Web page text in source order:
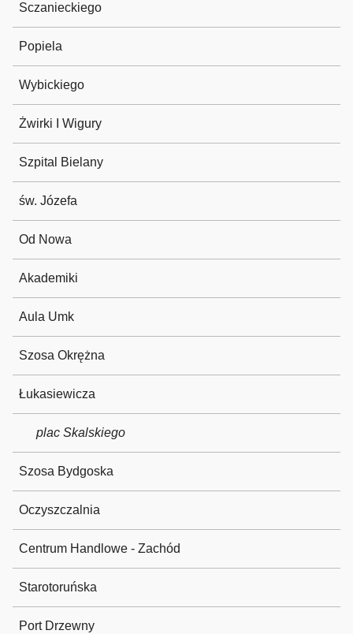
Sczanieckiego
Popiela
Wybickiego
Żwirki I Wigury
Szpital Bielany
św. Józefa
Od Nowa
Akademiki
Aula Umk
Szosa Okrężna
Łukasiewicza
plac Skalskiego
Szosa Bydgoska
Oczyszczalnia
Centrum Handlowe - Zachód
Starotoruńska
Port Drzewny